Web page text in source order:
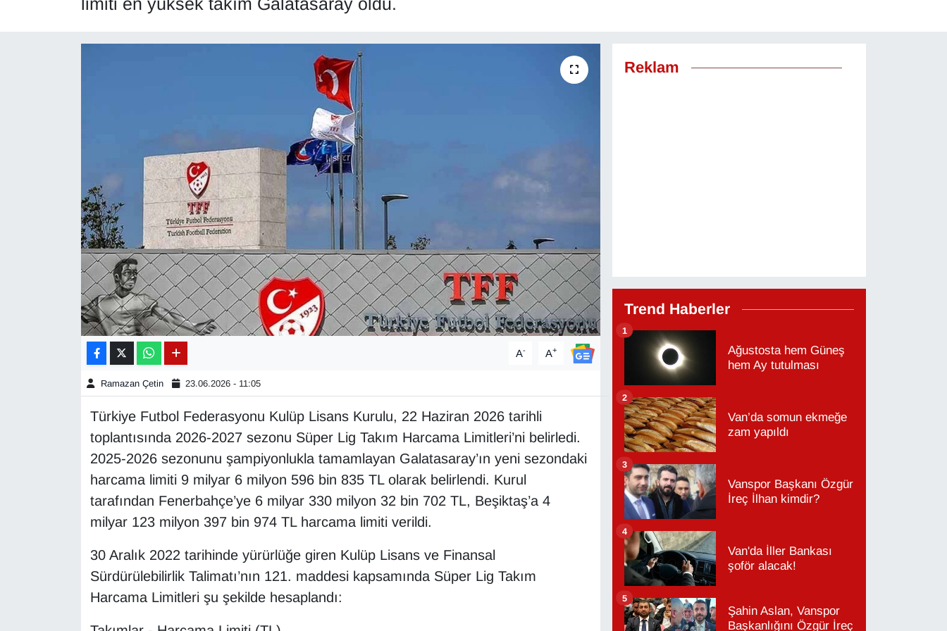
A- A+
Ramazan Çetin 23.06.2026 - 11:05
Türkiye Futbol Federasyonu Kulüp Lisans Kurulu, 22 Haziran 2026 tarihli
toplantısında 2026-2027 sezonu Süper Lig Takım Harcama Limitleri’ni belirledi.
2025-2026 sezonunu şampiyonlukla tamamlayan Galatasaray’ın yeni sezondaki
harcama limiti 9 milyar 6 milyon 596 bin 835 TL olarak belirlendi. Kurul
tarafından Fenerbahçe’ye 6 milyar 330 milyon 32 bin 702 TL, Beşiktaş’a 4
milyar 123 milyon 397 bin 974 TL harcama limiti verildi.
30 Aralık 2022 tarihinde yürürlüğe giren Kulüp Lisans ve Finansal
Sürdürülebilirlik Talimatı’nın 121. maddesi kapsamında Süper Lig Takım
Harcama Limitleri şu şekilde hesaplandı:
Reklam
Trend Haberler
Ağustosta hem Güneş
hem Ay tutulması
1
Van’da somun ekmeğe
zam yapıldı
2
Vanspor Başkanı Özgür
İreç İlhan kimdir?
3
Van'da İller Bankası
şoför alacak!
4
Şahin Aslan, Vanspor
Başkanlığını Özgür İreç
5
En çok konuşulanlar
GENEL
HABERDE İNSAN
Kamu Alımları
Kim Kimdir?
Kültür & Sanat